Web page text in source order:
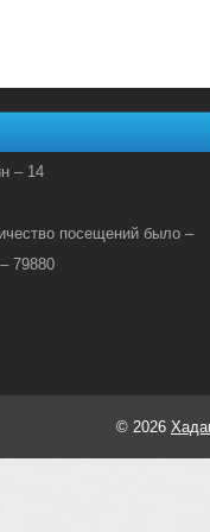
– 14
посещений было –
79880
© 2026